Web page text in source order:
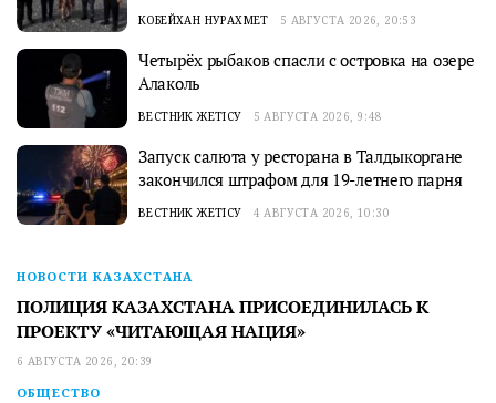
КОБЕЙХАН НУРАХМЕТ 5 АВГУСТА 2026, 20:53
Четырёх рыбаков спасли с островка на озере
Алаколь
ВЕСТНИК ЖЕТІСУ 5 АВГУСТА 2026, 9:48
Запуск салюта у ресторана в Талдыкоргане
закончился штрафом для 19-летнего парня
ВЕСТНИК ЖЕТІСУ 4 АВГУСТА 2026, 10:30
НОВОСТИ КАЗАХСТАНА
ПОЛИЦИЯ КАЗАХСТАНА ПРИСОЕДИНИЛАСЬ К
ПРОЕКТУ «ЧИТАЮЩАЯ НАЦИЯ»
6 АВГУСТА 2026, 20:39
ОБЩЕСТВО